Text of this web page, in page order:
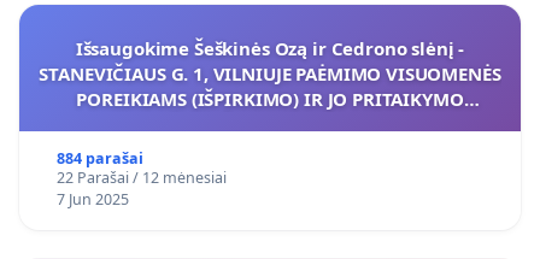
Išsaugokime Šeškinės Ozą ir Cedrono slėnį -
STANEVIČIAUS G. 1, VILNIUJE PAĖMIMO VISUOMENĖS
POREIKIAMS (IŠPIRKIMO) IR JO PRITAIKYMO
884 parašai
22 Parašai / 12 mėnesiai
7 Jun 2025